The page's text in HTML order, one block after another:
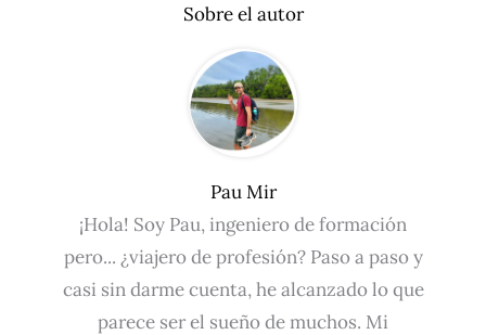
Sobre el autor
Pau Mir
¡Hola! Soy Pau, ingeniero de formación
pero... ¿viajero de profesión? Paso a paso y
casi sin darme cuenta, he alcanzado lo que
parece ser el sueño de muchos. Mi